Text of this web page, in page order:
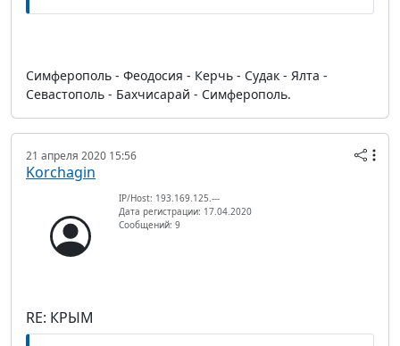
Симферополь - Феодосия - Керчь - Судак - Ялта -
Севастополь - Бахчисарай - Симферополь.
21 апреля 2020 15:56
Korchagin
IP/Host: 193.169.125.---
Дата регистрации: 17.04.2020
Сообщений: 9
RE: КРЫМ